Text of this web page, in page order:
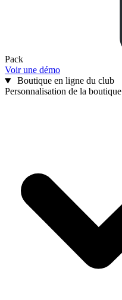
Pack
Voir une démo
Boutique en ligne du club
Personnalisation de la boutique